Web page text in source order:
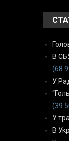
В
(68
У
(39
У
В